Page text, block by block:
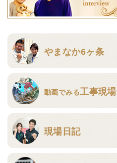
やまなか6ヶ条
動画でみる工事現場
現場日記